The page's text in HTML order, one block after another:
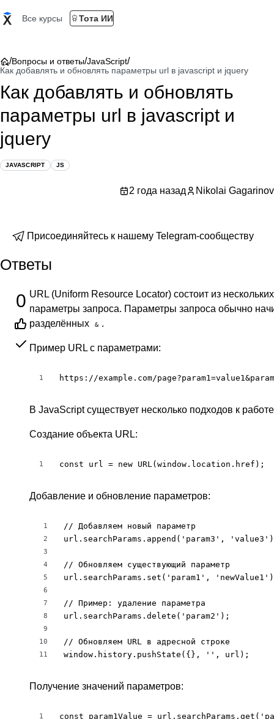
Все курсы Тота ИИ
/Вопросы и ответы/JavaScript/
Как добавлять и обновлять параметры url в javascript и jquery
Как добавлять и обновлять
параметры url в javascript и
jquery
JAVASCRIPT JS
2 года назад Nikolai Gagarinov
Присоединяйтесь к нашему Telegram-сообществу
Ответы
0 URL (Uniform Resource Locator) состоит из
параметры запроса. Параметры запроса обычно
разделённых
& .
Пример URL с параметрами:
1 https://example.com/
В JavaScript существует несколько подходов к
Создание объекта URL:
1 const url = new URL(window.location.href);
Добавление и обновление параметров:
1
2
3
4
5
6
7
8
9
10
11
// Добавляем новый параметр
url.searchParams.append('param3',
// Обновляем существующий параметр
url.searchParams.set('param1',
// Пример: удаление параметра
url.searchParams.delete('param2');
// Обновляем URL в адресной строке
window.history.pushState({}, '', url);
Получение значений параметров:
1
const param1Value =